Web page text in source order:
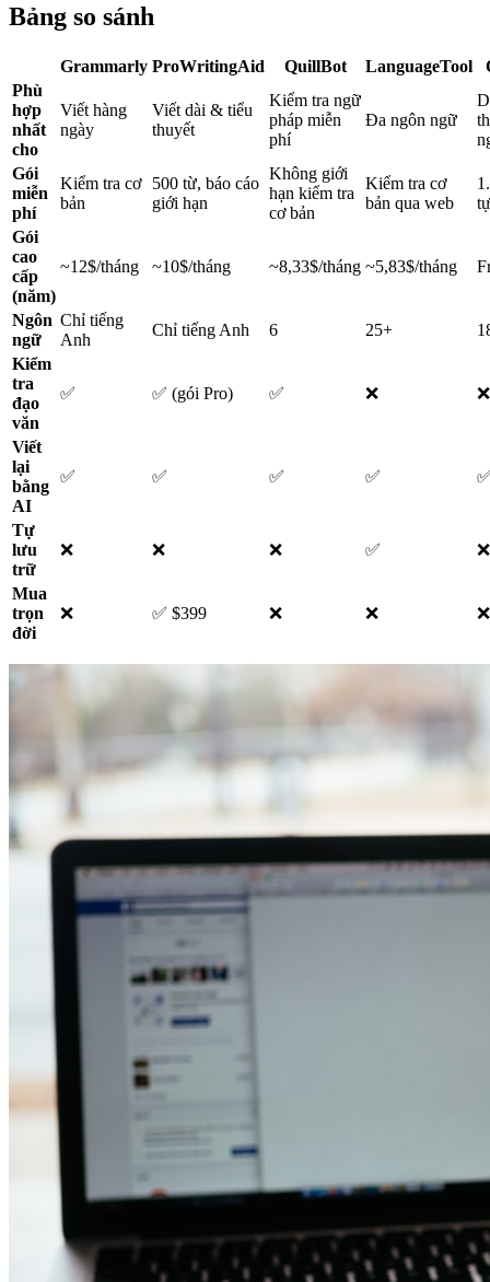
Bảng so sánh
Grammarly ProWritingAid QuillBot LanguageTool
Phù
hợp
nhất
cho
Viết hàng
ngày
Viết dài & tiểu
thuyết
Kiểm tra ngữ
pháp miễn
phí
Đa ngôn ngữ
Gói
miễn
phí
Kiểm tra cơ
bản
500 từ, báo cáo
giới hạn
Không giới
hạn kiểm tra
cơ bản
Kiểm tra cơ
bản qua web
tự
Gói
cao
cấp
(năm)
~12$/tháng ~10$/tháng ~8,33$/tháng ~5,83$/tháng
Ngôn
ngữ
Chỉ tiếng
Anh
Chỉ tiếng Anh 6 25+
Kiểm
tra
đạo
văn
✅ ✅ (gói Pro) ✅ ❌ ❌
Viết
lại
bằng
AI
✅ ✅ ✅ ✅
Tự
lưu
trữ
❌ ❌ ❌ ✅ ❌
Mua
trọn
đời
❌ ✅ $399 ❌ ❌ ❌